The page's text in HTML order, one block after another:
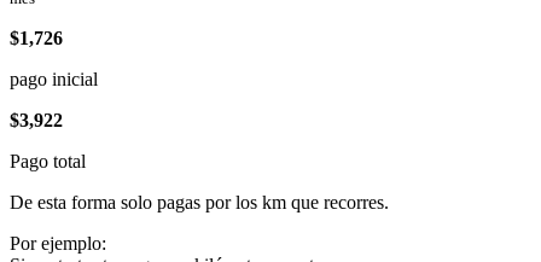
$1,726
pago inicial
$3,922
Pago total
De esta forma solo pagas por los km que recorres.
Por ejemplo: